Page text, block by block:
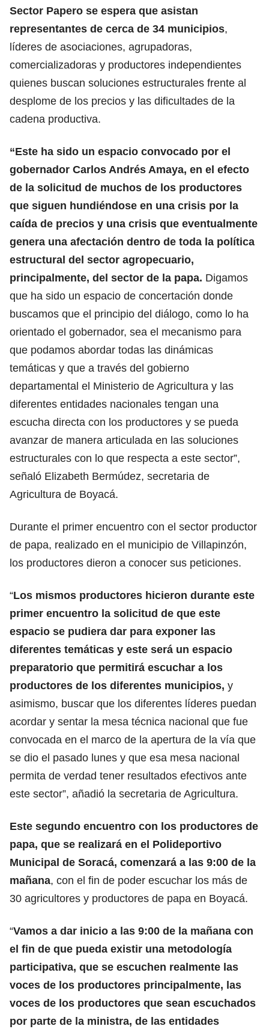
Sector Papero se espera que asistan
representantes de cerca de 34 municipios,
líderes de asociaciones, agrupadoras,
comercializadoras y productores independientes
quienes buscan soluciones estructurales frente al
desplome de los precios y las dificultades de la
cadena productiva.
“Este ha sido un espacio convocado por el
gobernador Carlos Andrés Amaya, en el efecto
de la solicitud de muchos de los productores
que siguen hundiéndose en una crisis por la
caída de precios y una crisis que eventualmente
genera una afectación dentro de toda la política
estructural del sector agropecuario,
principalmente, del sector de la papa. Digamos
que ha sido un espacio de concertación donde
buscamos que el principio del diálogo, como lo ha
orientado el gobernador, sea el mecanismo para
que podamos abordar todas las dinámicas
temáticas y que a través del gobierno
departamental el Ministerio de Agricultura y las
diferentes entidades nacionales tengan una
escucha directa con los productores y se pueda
avanzar de manera articulada en las soluciones
estructurales con lo que respecta a este sector”,
señaló Elizabeth Bermúdez, secretaria de
Agricultura de Boyacá.
Durante el primer encuentro con el sector productor
de papa, realizado en el municipio de Villapinzón,
los productores dieron a conocer sus peticiones.
“Los mismos productores hicieron durante este
primer encuentro la solicitud de que este
espacio se pudiera dar para exponer las
diferentes temáticas y este será un espacio
preparatorio que permitirá escuchar a los
productores de los diferentes municipios, y
asimismo, buscar que los diferentes líderes puedan
acordar y sentar la mesa técnica nacional que fue
convocada en el marco de la apertura de la vía que
se dio el pasado lunes y que esa mesa nacional
permita de verdad tener resultados efectivos ante
este sector”, añadió la secretaria de Agricultura.
Este segundo encuentro con los productores de
papa, que se realizará en el Polideportivo
Municipal de Soracá, comenzará a las 9:00 de la
mañana, con el fin de poder escuchar los más de
30 agricultores y productores de papa en Boyacá.
“Vamos a dar inicio a las 9:00 de la mañana con
el fin de que pueda existir una metodología
participativa, que se escuchen realmente las
voces de los productores principalmente, las
voces de los productores que sean escuchados
por parte de la ministra, de las entidades